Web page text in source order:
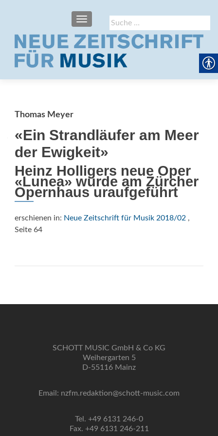
Suche
nach:
SCHALTE NAVIGATION
Thomas Meyer
«Ein Strandläufer am Meer
der Ewigkeit»
Heinz Holligers neue Oper
«Lunea» wurde am Zürcher
Opernhaus uraufgeführt
erschienen in: Neue Zeitschrift für Musik 2018/02 ,
Seite 64
SCHOTT MUSIC GmbH & Co KG
Weihergarten 5
D-55116 Mainz
Email: nzfm.redaktion@schott-music.com
Tel. +49 6131 246-0
Fax. +49 6131 246-211